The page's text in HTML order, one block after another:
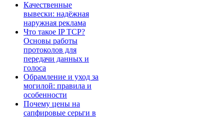
Качественные
вывески: надёжная
наружная реклама
Что такое IP TCP?
Основы работы
протоколов для
передачи данных и
голоса
Обрамление и уход за
могилой: правила и
особенности
Почему цены на
сапфировые серьги в